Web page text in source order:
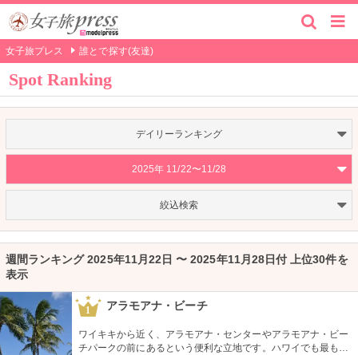
女子旅プレス 誰とで探す(友達)
Spot Ranking
デイリーランキング
2025年 11/22〜11/28
絞込検索
週間ランキング 2025年11月22日 〜 2025年11月28日付 上位30件を
表示
1 アラモアナ・ビーチ
ワイキキから近く、アラモアナ・センターやアラモアナ・ビー
チパークの前にあるという便利な立地です。ハワイでも最も美